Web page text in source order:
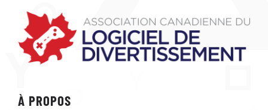
À PROPOS